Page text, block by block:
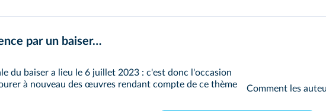
par un baiser…
du baiser a lieu le 6 juillet 2023 : c'est donc l'occasion
à nouveau des œuvres rendant compte de ce thème
Comment les